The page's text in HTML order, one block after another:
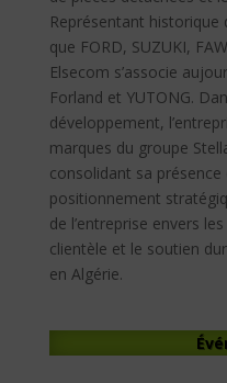
Représentant
que FORD, SUZUKI,
Elsecom s’associe
Forland et YUTONG.
développement,
marques du groupe
consolidant sa présence
positionnement
de l’entreprise envers
clientèle et le soutien
en Algérie.